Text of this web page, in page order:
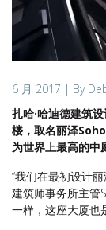
6 月 2017 | By
扎哈·哈迪德建筑
楼，取名丽泽
为世界上最高的中
“我们在最初设计
建筑师事务所主管
一样，这座大厦也